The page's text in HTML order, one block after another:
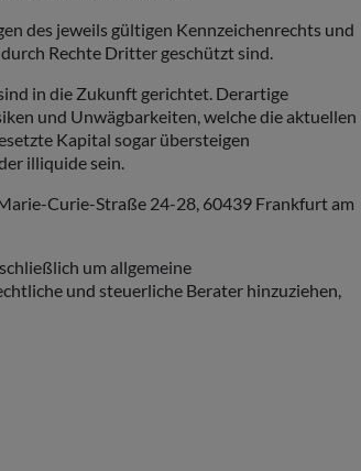
des jeweils gültigen Kennzeichenrechts und
Rechte Dritter geschützt sind.
in die Zukunft gerichtet. Derartige
und Unwägbarkeiten, welche die aktuellen
Kapital sogar übersteigen
illiquide sein.
Curie-Straße 24-28, 60439 Frankfurt am
um allgemeine
und steuerliche Berater hinzuziehen,